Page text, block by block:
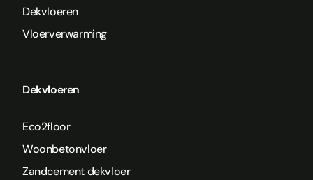
Dekvloeren
Vloerverwarming
Dekvloeren
Eco2floor
Woonbetonvloer
Zandcement dekvloer